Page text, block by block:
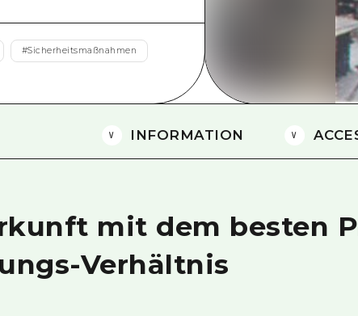
#Sicherheitsmaßnahmen
INFORMATION
mit dem besten
Verhältnis